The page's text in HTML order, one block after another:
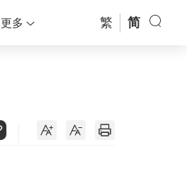
更多 繁 简